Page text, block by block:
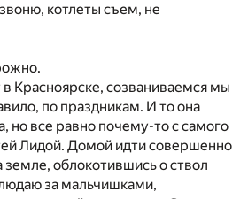
котлеты съем, не
Красноярске, созваниваемся мы
по праздникам. И то она
но все равно почему-то с самого
Лидой. Домой идти совершенно
земле, облокотившись о ствол
за мальчишками,